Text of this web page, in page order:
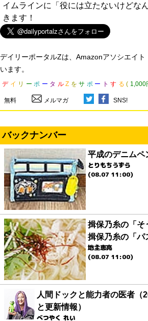
イムラインに「役には立たないけどな
きます！
デイリーポータルZは、Amazonアソシエイ
います。
デ イ リ ー ポ ー タ ル Z を サ ポ ー ト す る ( 1,000
無料 メルマガ SNS!
バックナンバー
平成のデニムペ
とりもちうずら
(08.07 11:00)
揖保乃糸の「そ
揖保乃糸の「パ
地主恵亮
(08.07 11:00)
人間ドックと能力者の医者（
と更新情報）
べつやく れい